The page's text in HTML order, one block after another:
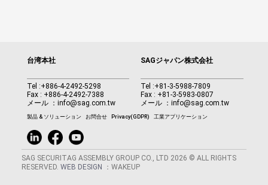
台湾本社
Tel :+886-4-2492-5298
Fax : +886-4-2492-7388
メール ： info@sag.com.tw
SAGジャパン株式会社
Tel :+81-3-5988-7809
Fax : +81-3-5983-0807
メール ：info@sag.com.tw
製品 & ソリューション お問合せ Privacy(GDPR) 工業アプリケーション
SAG SECURITAG ASSEMBLY GROUP CO., LTD 2026 © ALL RIGHTS
RESERVED. WEB DESIGN ：WAKEUP